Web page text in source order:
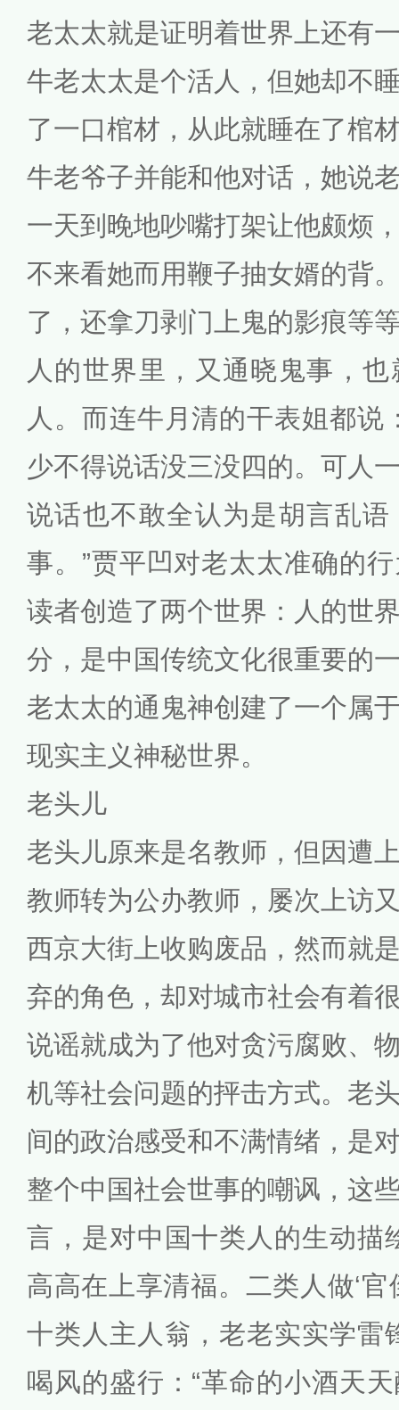
老太太就是证明着世界上还有
牛老太太是个活人，但她却不
了一口棺材，从此就睡在了棺
牛老爷子并能和他对话，她说
一天到晚地吵嘴打架让他颇烦
不来看她而用鞭子抽女婿的背
了，还拿刀剥门上鬼的影痕等
人的世界里，又通晓鬼事，
人。而连牛月清的干表姐都说
少不得说话没三没四的。可人
说话也不敢全认为是胡言乱
事。”贾平凹对老太太准确的
读者创造了两个世界：人的世
分，是中国传统文化很重要的
老太太的通鬼神创建了一个属
现实主义神秘世界。
老头儿
老头儿原来是名教师，但因遭
教师转为公办教师，屡次上访
西京大街上收购废品，然而就
弃的角色，却对城市社会有着
说谣就成为了他对贪污腐败、
机等社会问题的抨击方式。老
间的政治感受和不满情绪，是
整个中国社会世事的嘲讽，这
言，是对中国十类人的生动描
高高在上享清福。二类人做‘官
十类人主人翁，老老实实学雷
喝风的盛行：“革命的小酒天